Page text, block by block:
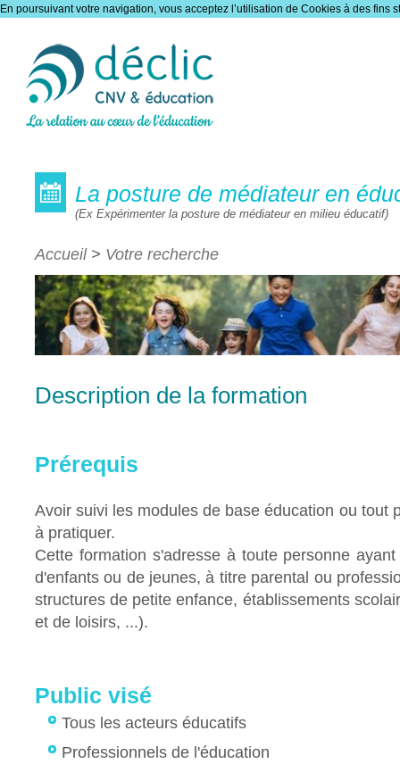
En poursuivant votre navigation, vous acceptez l’utilisation de Cookies à des fins
La posture de médiateur en
(Ex Expérimenter la posture de médiateur en milieu éducatif)
Accueil> Votre recherche
Description de la formation
Prérequis
Avoir suivi les modules de base éducation ou tout
à pratiquer.
Cette formation s'adresse à toute personne
d'enfants ou de jeunes, à titre parental ou
structures de petite enfance, établissements
et de loisirs, ...).
Public visé
Tous les acteurs éducatifs
Professionnels de l'éducation